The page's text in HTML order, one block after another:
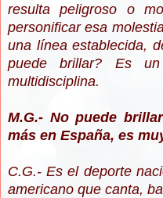
resulta peligroso o
personificar esa
una línea establecida,
puede brillar? Es
multidisciplina.
M.G.- No puede
más en España, es
C.G.- Es el deporte
americano que canta,